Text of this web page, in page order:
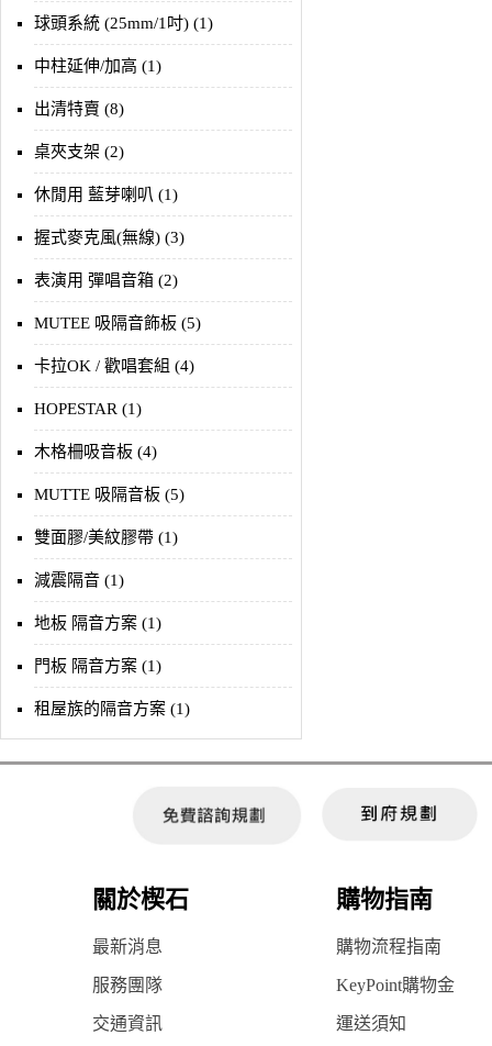
球頭系統 (25mm/1吋) (1)
中柱延伸/加高 (1)
出清特賣 (8)
桌夾支架 (2)
休閒用 藍芽喇叭 (1)
握式麥克風(無線) (3)
表演用 彈唱音箱 (2)
MUTEE 吸隔音飾板 (5)
卡拉OK / 歡唱套組 (4)
HOPESTAR (1)
木格柵吸音板 (4)
MUTTE 吸隔音板 (5)
雙面膠/美紋膠帶 (1)
減震隔音 (1)
地板 隔音方案 (1)
門板 隔音方案 (1)
租屋族的隔音方案 (1)
關於楔石 購物指南
最新消息 購物流程指南
服務團隊 KeyPoint購物金
交通資訊 運送須知